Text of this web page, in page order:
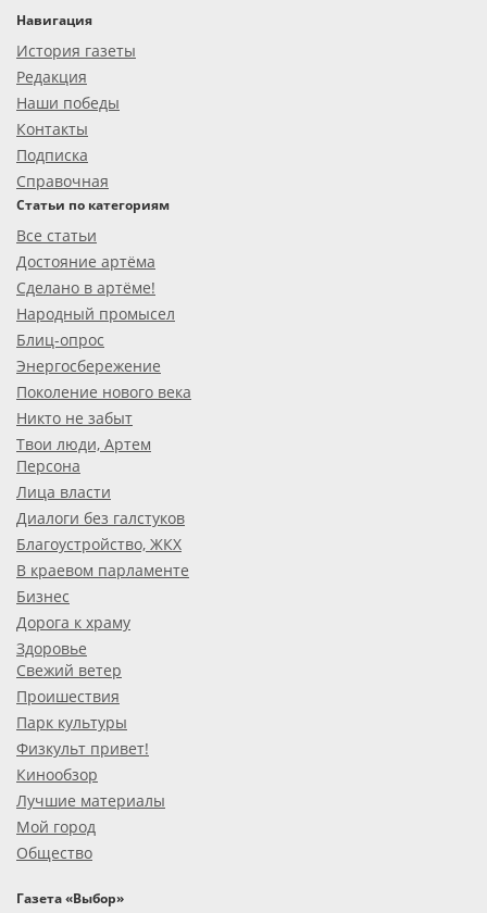
Навигация
История газеты
Редакция
Наши победы
Контакты
Подписка
Справочная
Статьи по категориям
Все статьи
Достояние артёма
Сделано в артёме!
Народный промысел
Блиц-опрос
Энергосбережение
Поколение нового века
Никто не забыт
Твои люди, Артем
Персона
Лица власти
Диалоги без галстуков
Благоустройство, ЖКХ
В краевом парламенте
Бизнес
Дорога к храму
Здоровье
Свежий ветер
Проишествия
Парк культуры
Физкульт привет!
Кинообзор
Лучшие материалы
Мой город
Общество
Газета «Выбор»